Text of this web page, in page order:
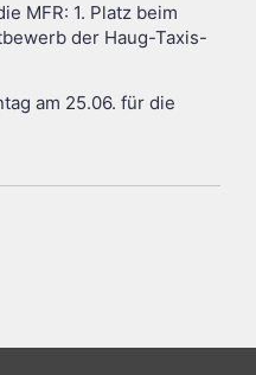
MFR: 1. Platz beim
der Haug-Taxis-
am 25.06. für die